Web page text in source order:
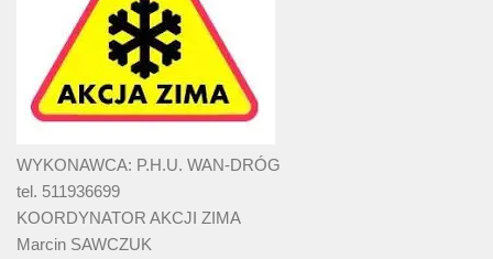
WYKONAWCA: P.H.U. WAN-DRÓG
tel. 511936699
KOORDYNATOR AKCJI ZIMA
Marcin SAWCZUK